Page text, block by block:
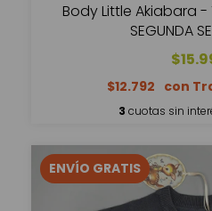
Body Little Akiabara -
SEGUNDA
$12.792
3 cuotas sin
ENVÍO GRATIS